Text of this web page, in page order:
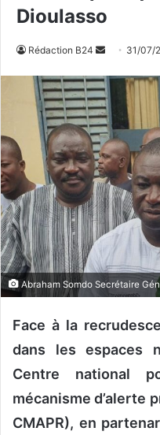
Dioulasso
Rédaction B24
v
o
y
e
r
u
n
c
u
r
r
e
l
31/07/
Abraham Somdo Secrétaire
Face à la
dans les espaces
Centre national
mécanisme d’alerte
CMAPR), en